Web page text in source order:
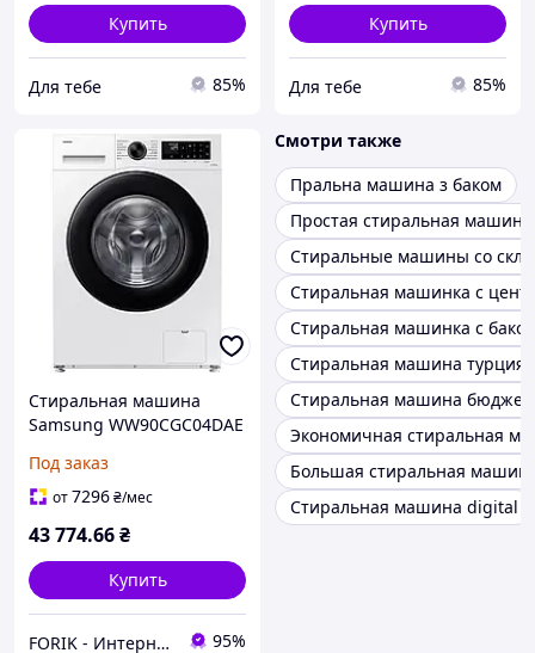
Купить
Для тебе 85%
Купить
Для тебе 85%
Стиральная машина
Samsung WW90CGC04DAE
об/мин с удаленным
управлением
Под заказ
от7296₴/мес
43 774.66₴
Купить
FORIK - Интернет гипермаркет. 95%
Смотри также
Пральна машина з баком
Простая стиральная машина
Стиральные машины со
Стиральная машинка с
Стиральная машинка с
Стиральная машина турция
Стиральная машина
Экономичная стиральная
Большая стиральная
Стиральная машина digital